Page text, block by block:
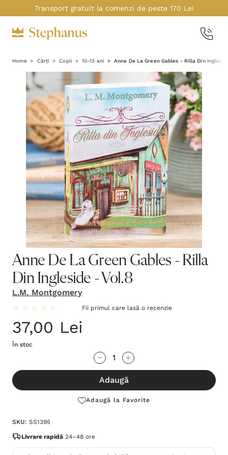
Transport gratuit la comenzi de peste 170 Lei
Home Cărți Copii 10-13 ani Anne De La Green Gables - Rilla Din
Anne De La Green Gables - Rilla
Din Ingleside - Vol.8
L.M. Montgomery
Fii primul care lasă o recenzie
37,00 Lei
În stoc
te!
Stocul
Adaugă
Adaugă la Favorite
SKU: SS1395
Livrare rapidă 24–48 ore